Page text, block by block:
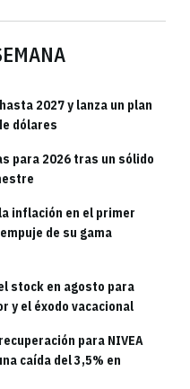
2027 y lanza un plan
dólares
para 2026 tras un sólido
inflación en el primer
de su gama
stock en agosto para
y el éxodo vacacional
para NIVEA
caída del 3,5% en